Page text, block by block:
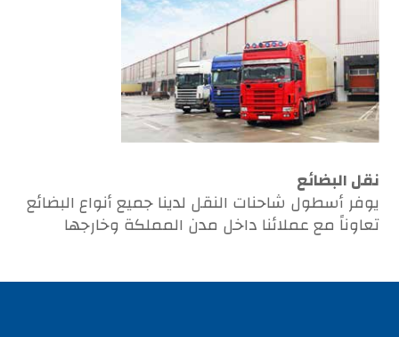
نقل البضائع
يوفر أسطول شاحنات النقل لدينا جميع أنواع البضائع
تعاوناً مع عملائنا داخل مدن المملكة وخارجها